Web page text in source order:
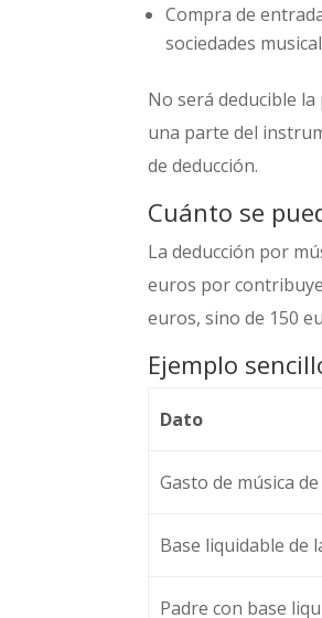
Compra de
sociedades
No será deducible
una parte del
de deducción.
Cuánto se
La deducción por
euros por
euros, sino de 150
Ejemplo
Dato
Gasto de música
Base liquidable de
Padre con base